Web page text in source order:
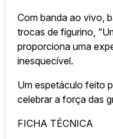
Com banda ao vivo,
trocas de figurino,
proporciona uma
inesquecível.
Um espetáculo feito
celebrar a força das
FICHA TÉCNICA